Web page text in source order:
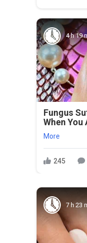
4 h 19
Fungus
When
More
245
7 h 23